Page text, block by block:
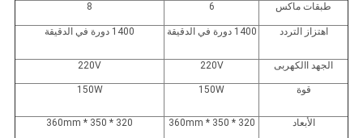
طبقات ماكس 6
8
اهتزاز التردد 1400 دورة في الدقيقة 1400 دورة في الدقيقة
الجهد االكهربى 220V
220V
قوة 150W
150W
الأبعاد 320 * 350 * 360mm
320 * 350 * 360mm